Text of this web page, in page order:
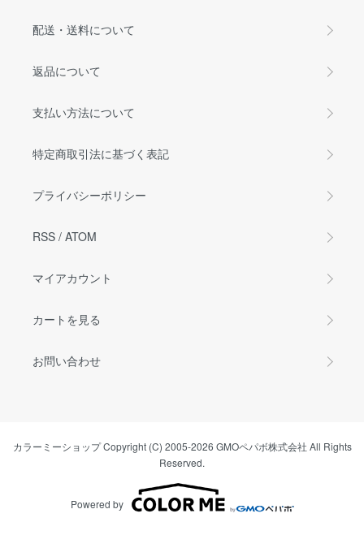
配送・送料について
返品について
支払い方法について
特定商取引法に基づく表記
プライバシーポリシー
RSS / ATOM
マイアカウント
カートを見る
お問い合わせ
カラーミーショップCopyright (C) 2005-2026 GMOペパボ株式会社 All Rights
Reserved.
Powered by